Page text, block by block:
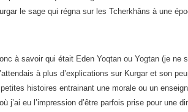
le sage qui régna sur les Tcherkhâns à une
à savoir qui était Eden Yoqtan ou Yogtan (je ne
à plus d’explications sur Kurgar et son
histoires entrainant une morale ou un
j’ai eu l’impression d’être parfois prise pour une